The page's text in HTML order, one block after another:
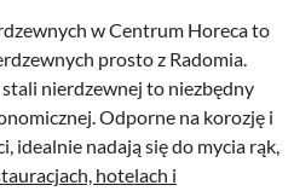
w Centrum Horeca to
prosto z Radomia.
nierdzewnej to niezbędny
Odporne na korozję i
idealnie nadają się do mycia rąk,
hotelach i